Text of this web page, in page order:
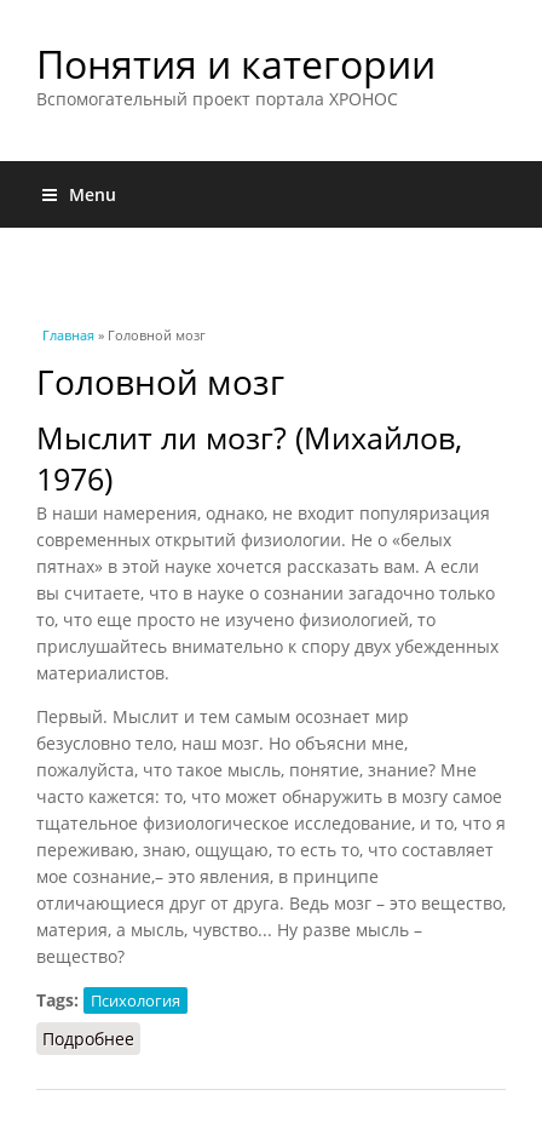
Понятия и категории
Вспомогательный проект портала ХРОНОС
Menu
Вы здесь
Главная » Головной мозг
Головной мозг
Мыслит ли мозг? (Михайлов,
1976)
В наши намерения, однако, не входит популяризация
современных открытий физиологии. Не о «белых
пятнах» в этой науке хочется рассказать вам. А если
вы считаете, что в науке о сознании загадочно только
то, что еще просто не изучено физиологией, то
прислушайтесь внимательно к спору двух убежденных
материалистов.
Первый. Мыслит и тем самым осознает мир
безусловно тело, наш мозг. Но объясни мне,
пожалуйста, что такое мысль, понятие, знание? Мне
часто кажется: то, что может обнаружить в мозгу самое
тщательное физиологическое исследование, и то, что я
переживаю, знаю, ощущаю, то есть то, что составляет
мое сознание,– это явления, в принципе
отличающиеся друг от друга. Ведь мозг – это вещество,
материя, а мысль, чувство... Ну разве мысль –
вещество?
Tags:
Психология
Подробнее